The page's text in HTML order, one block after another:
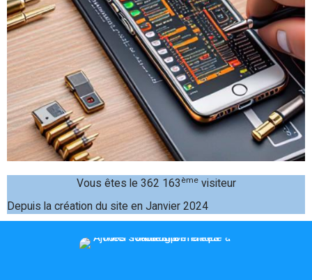
Vous êtes le 362 163 èmevisiteur
Depuis la création du site en Janvier 2024